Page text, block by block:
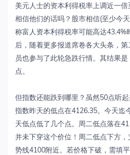
美元人士的资本利得税率上调近一
相信他们的话吗？股市相信(至少今
称富人资本利得税率可能高达43.4%
后，随着更多报道席卷各大头条，
员也参与了此轮急跌行情。其结果
点。
但指数还能跌到哪里？虽然50点听
指数昨天的低点在4126.35。今天迄
天低点低了几个点。周二低点落在
并未下穿这个价位！周二低点下方
势线4100附近。若价格下破，需填